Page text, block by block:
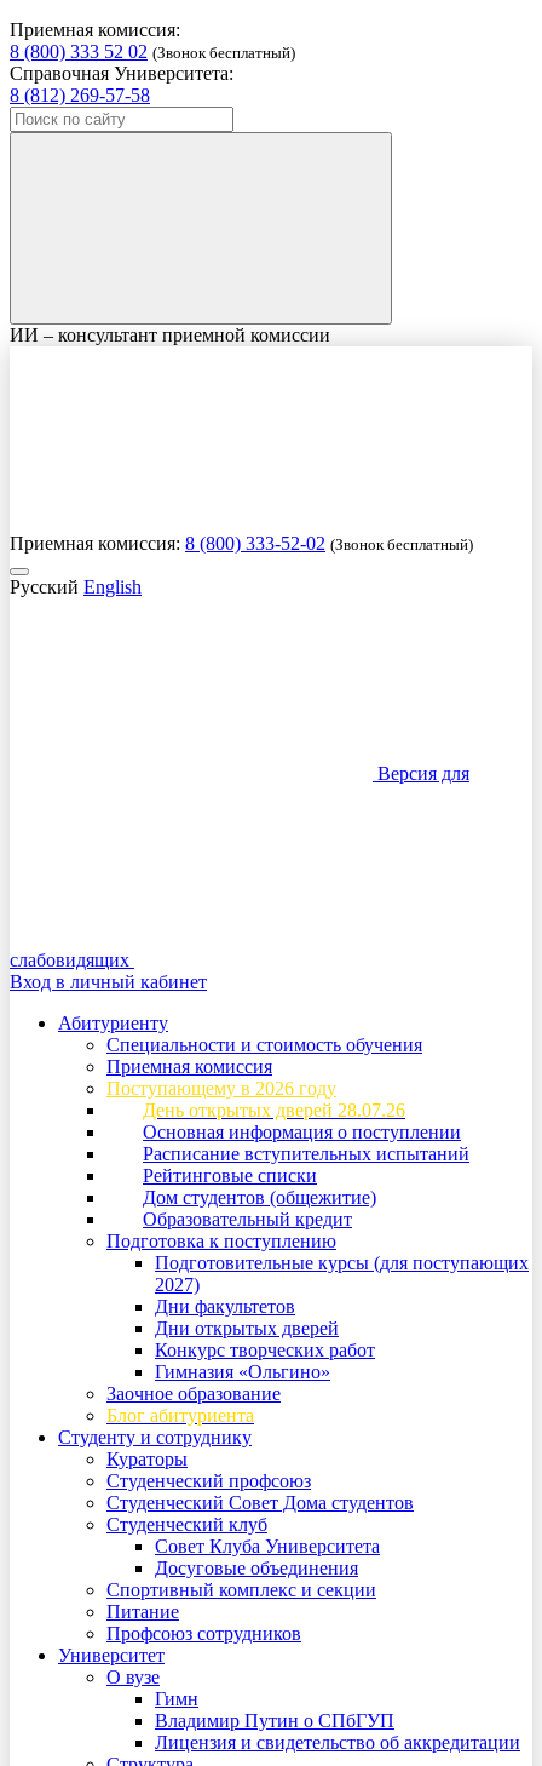
Приемная комиссия:
8 (800) 333 52 02 (Звонок бесплатный)
Справочная Университета:
8 (812) 269-57-58
ИИ – консультант приемной комиссии
Приемная комиссия: 8 (800) 333-52-02 (Звонок бесплатный)
Русский English
Версия для
слабовидящих
Вход в личный кабинет
Абитуриенту
Специальности и стоимость обучения
Приемная комиссия
Поступающему в 2026 году
День открытых дверей 28.07.26
Основная информация о поступлении
Расписание вступительных испытаний
Рейтинговые списки
Дом студентов (общежитие)
Образовательный кредит
Подготовка к поступлению
Подготовительные курсы (для поступающих
2027)
Дни факультетов
Дни открытых дверей
Конкурс творческих работ
Гимназия «Ольгино»
Заочное образование
Блог абитуриента
Студенту и сотруднику
Кураторы
Студенческий профсоюз
Студенческий Совет Дома студентов
Студенческий клуб
Совет Клуба Университета
Досуговые объединения
Спортивный комплекс и секции
Питание
Профсоюз сотрудников
Университет
О вузе
Гимн
Владимир Путин о СПбГУП
Лицензия и свидетельство об аккредитации